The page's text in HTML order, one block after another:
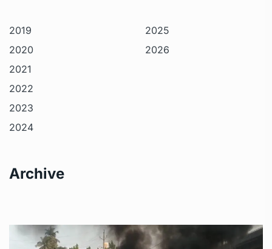
2019
2020
2021
2022
2023
2024
2025
2026
Archive